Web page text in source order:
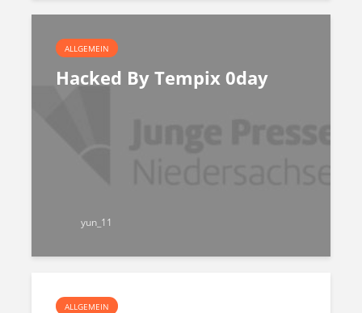
ALLGEMEIN
Hacked By Tempix 0day
yun_11
ALLGEMEIN